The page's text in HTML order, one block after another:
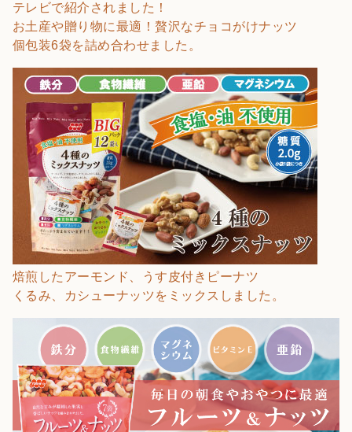
テレビで紹介されました！
お土産や贈り物に最適！贅沢なチョコがけナッツ
個包装6袋を詰め合わせました。
焙煎したアーモンド、うす皮付きピーナツ
くるみ、カシューナッツをミックスしました。